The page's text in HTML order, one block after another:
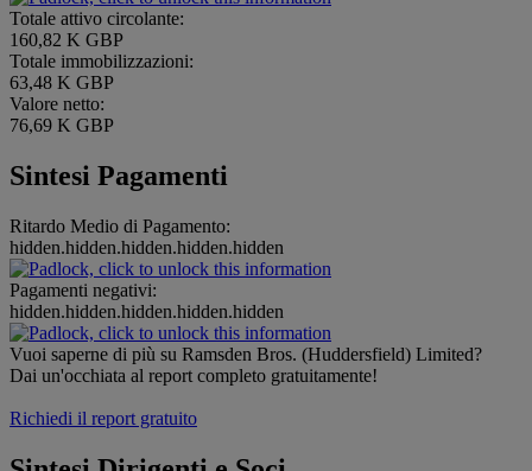
Totale attivo circolante:
160,82 K GBP
Totale immobilizzazioni:
63,48 K GBP
Valore netto:
76,69 K GBP
Sintesi Pagamenti
Ritardo Medio di Pagamento:
hidden.hidden.hidden.hidden.hidden
Pagamenti negativi:
hidden.hidden.hidden.hidden.hidden
Vuoi saperne di più su Ramsden Bros. (Huddersfield) Limited?
Dai un'occhiata al report completo gratuitamente!
Richiedi il report gratuito